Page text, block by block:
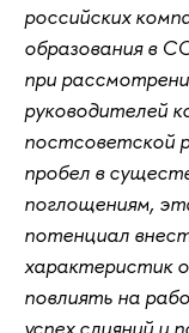
российских
образования в
при
руководителей
постсоветской
пробел в
поглощениям,
потенциал
характеристик
повлиять на